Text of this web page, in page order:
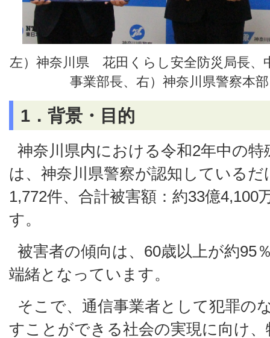
左）神奈川県 花田くらし安全防災局長
事業部長、右）神奈川県警察本
1．背景・目的
神奈川県内における令和2年中の特
は、神奈川県警察が認知している
1,772件、合計被害額：約33億4,100
す。
被害者の傾向は、60歳以上が約95
端緒となっています。
そこで、通信事業者として犯罪の
すことができる社会の実現に向け